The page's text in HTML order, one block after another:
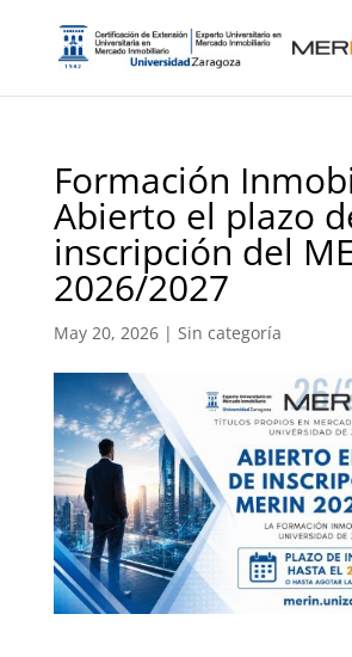
Formación
Abierto el plazo
inscripción del
2026/2027
May 20, 2026| Sin categoría